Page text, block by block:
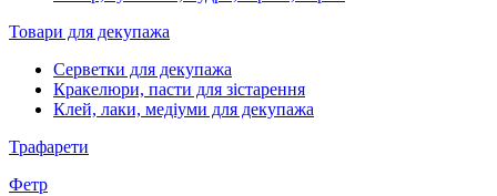
Товари для декупажа
Серветки для декупажа
Кракелюри, пасти для зістарення
Клей, лаки, медіуми для декупажа
Трафарети
Фетр